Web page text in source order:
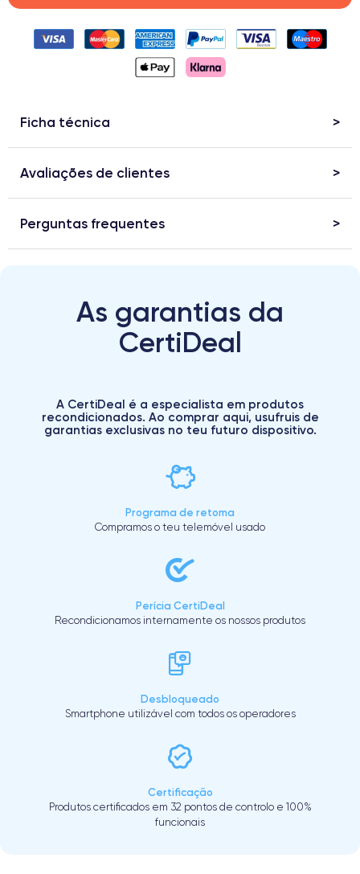
Ficha técnica
Avaliações de clientes
Perguntas frequentes
As garantias da
CertiDeal
A CertiDeal é a especialista em produtos
recondicionados. Ao comprar aqui, usufruis de
garantias exclusivas no teu futuro dispositivo.
Programa de retoma
Compramos o teu telemóvel usado
Perícia CertiDeal
Recondicionamos internamente os nossos produtos
Desbloqueado
Smartphone utilizável com todos os operadores
Certificação
Produtos certificados em 32 pontos de controlo e 100%
funcionais